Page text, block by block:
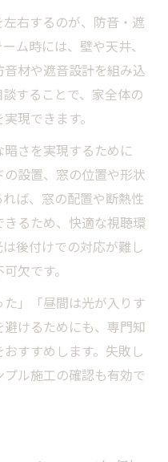
右するのが、防音・遮
ム時には、壁や天井、
材や遮音設計を組み込
することで、家全体の
現できます。
さを実現するために
設置、窓の位置や形状
ば、窓の配置や断熱性
るため、快適な視聴環
後付けでの対応が難し
欠です。
た」「昼間は光が入りす
けるためにも、専門知
すすめします。失敗し
ル施工の確認も有効で